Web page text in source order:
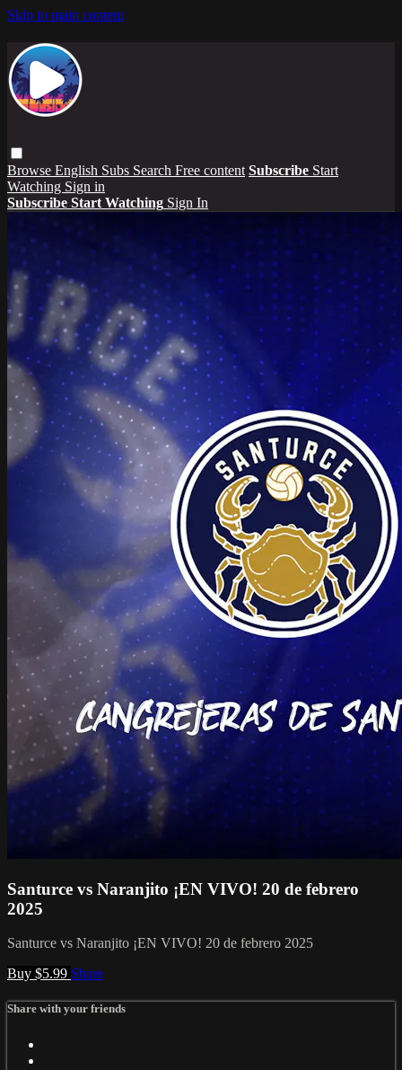
Skip to main content
Browse English Subs Search Free content Subscribe Start
Watching Sign in
Subscribe Start Watching Sign In
Santurce vs Naranjito ¡EN VIVO! 20 de febrero
2025
Santurce vs Naranjito ¡EN VIVO! 20 de febrero 2025
Buy $5.99 Share
Share with your friends